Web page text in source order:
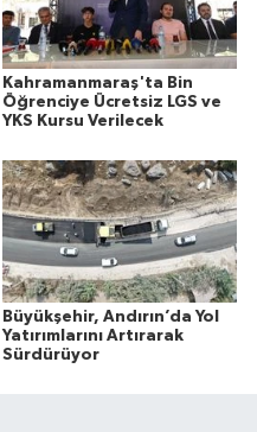
Kahramanmaraş'ta Bin
Öğrenciye Ücretsiz LGS ve
YKS Kursu Verilecek
Büyükşehir, Andırın’da Yol
Yatırımlarını Artırarak
Sürdürüyor